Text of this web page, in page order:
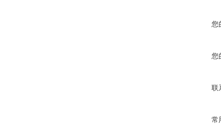
您
您
联
常